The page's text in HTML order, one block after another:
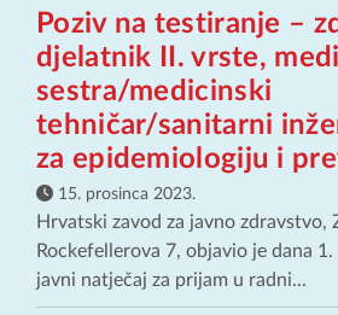
Poziv na testiranje –
djelatnik II. vrste,
sestra/medicinski
tehničar/sanitarni
za epidemiologiju i
15. prosinca 2023.
Hrvatski zavod za javno zdravstvo,
Rockefellerova 7, objavio je dana
javni natječaj za prijam u radni...